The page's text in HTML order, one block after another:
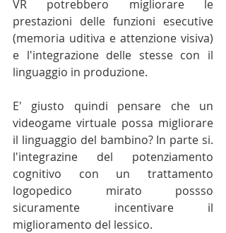
VR potrebbero migliorare le
prestazioni delle funzioni esecutive
(memoria uditiva e attenzione visiva)
e l'integrazione delle stesse con il
linguaggio in produzione.
E' giusto quindi pensare che un
videogame virtuale possa migliorare
il linguaggio del bambino? In parte si.
l'integrazine del potenziamento
cognitivo con un trattamento
logopedico mirato possso
sicuramente incentivare il
miglioramento del lessico.